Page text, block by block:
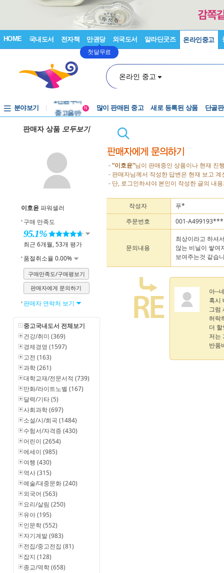
HOME 국내도서 전자책 만권당
첫달무료
외국도서 알라딘굿즈 온라인중고
온라인 중고
분야보기
중고음반
중고음반
N 많이 판매된 중고 새로 등록된 상품 단골
판매자 상품 모두보기
이호윤파워셀러
구매 만족도
95.1%
최근 6개월, 53개 평가
품절취소율 0.00%
구매만족도/구매평보기
판매자에게 문의하기
판매자 연락처 보기
중고국내도서 전체보기
건강/취미 (369)
경제경영 (1597)
고전 (163)
과학 (261)
대학교재/전문서적 (739)
만화/라이트노벨 (167)
달력/기타 (5)
사회과학 (697)
소설/시/희곡 (1484)
수험서/자격증 (430)
어린이 (2654)
에세이 (985)
여행 (430)
역사 (315)
예술/대중문화 (240)
외국어 (563)
요리/살림 (250)
유아 (195)
인문학 (552)
자기계발 (983)
전집/중고전집 (81)
잡지 (128)
종교/역학 (658)
-“이호윤”님이 판매중인 상품이나 현재 진
- 판매자님께서 작성한 답변은 현재 보고
- 단, 로그인하셔야 본인이 작성한 글의 내
작성자
푸*
주문번호
001-A499193***
문의내용
최상이라고 하셔
않는 비닐이 쌓여
보여주는것 같습
아--
혹시
그럼
허락
더
저는
반품